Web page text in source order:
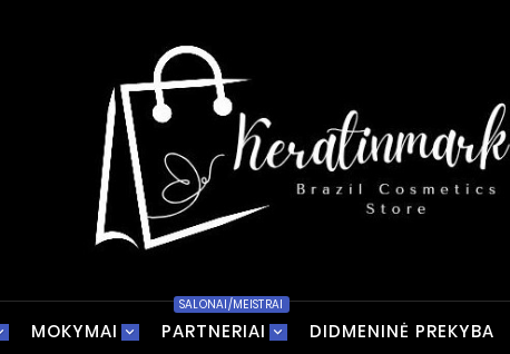
MOKYMAI PARTNERIAI
SALONAI/MEISTRAI
DIDMENINĖ PREKYBA